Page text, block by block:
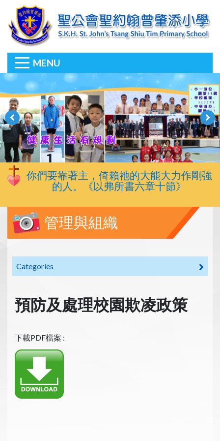
MENU
你們要靠著主，倚賴祂的大能大力作剛強
的人。《以弗所書六章十節》
管理與組織
Categories
預防及處理校園欺凌政策
下載PDF檔案 :